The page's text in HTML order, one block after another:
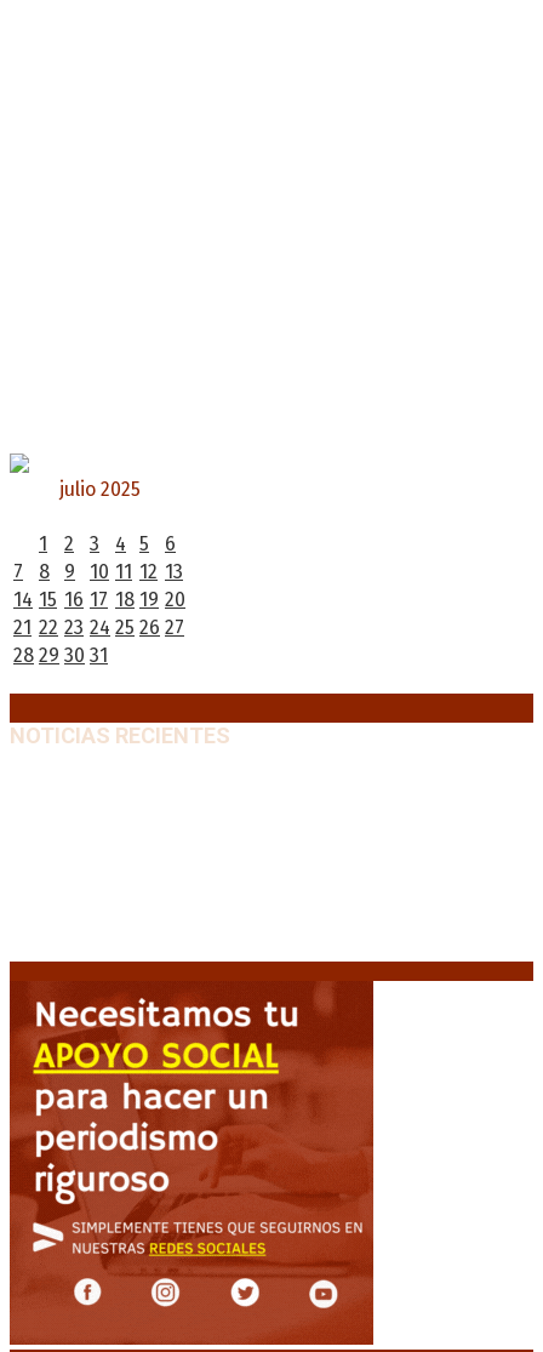
julio 2025
1
2 3 4 5
6
7
8 9 10 11 12 13
14 15 16 17 18 19 20
21 22 23 24 25 26 27
28 29 30 31
NOTICIAS RECIENTES